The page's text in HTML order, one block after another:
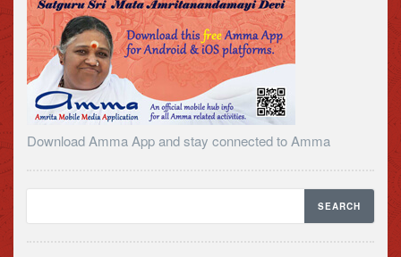
Download Amma App and stay connected to Amma